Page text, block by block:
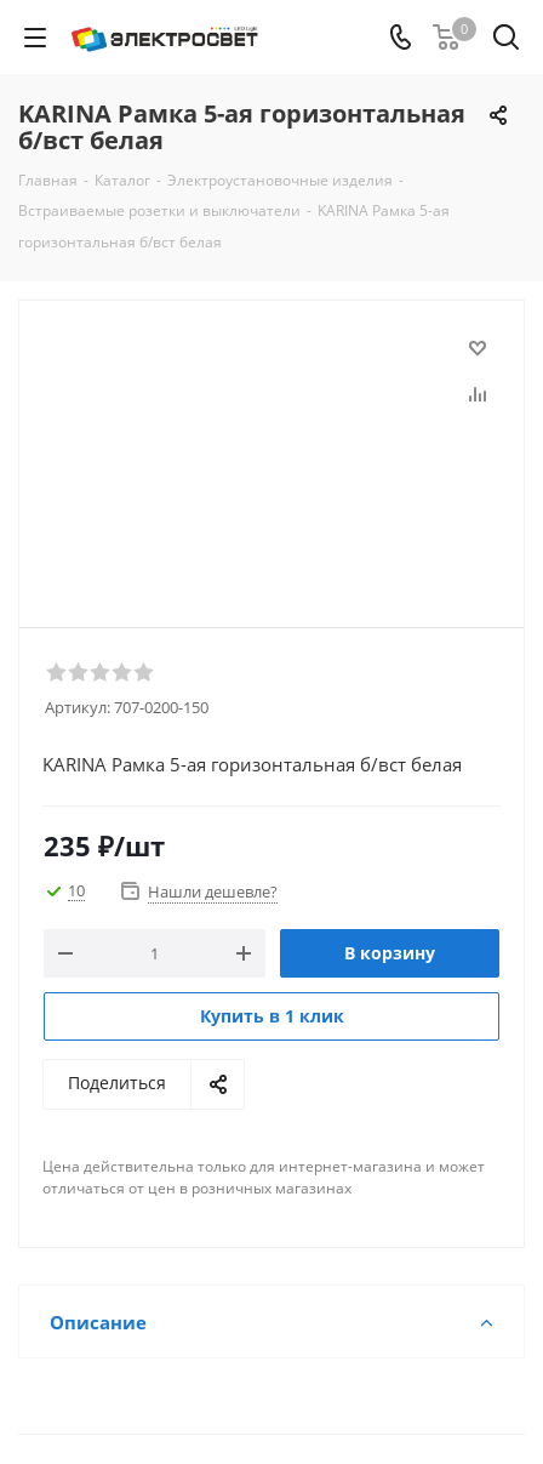
0
KARINA Рамка 5-ая горизонтальная
б/вст белая
Главная - Каталог - Электроустановочные изделия -
Встраиваемые розетки и выключатели - KARINA Рамка 5-ая
горизонтальная б/вст белая
Артикул:707-0200-150
KARINA Рамка 5-ая горизонтальная б/вст белая
235 ₽/шт
10 Нашли дешевле?
В корзину
Купить в 1 клик
Поделиться
Цена действительна только для интернет-магазина и может
отличаться от цен в розничных магазинах
Описание